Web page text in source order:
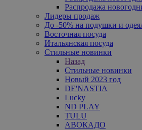
Распродажа
Лидеры продаж
До -50% на подушки и
Восточная посуда
Итальянская посуда
Стильные новинки
Назад
Стильные новинки
Новый 2023 год
DE'NASTIA
Lucky
ND PLAY
TULU
АВОКАДО